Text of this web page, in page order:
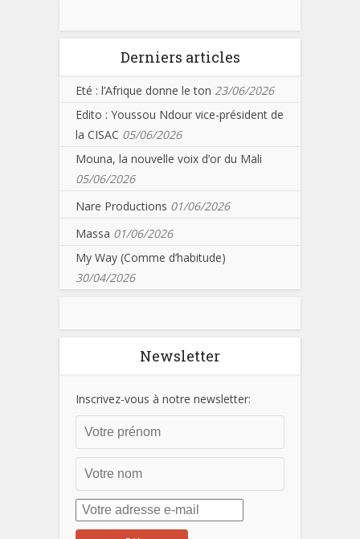
Derniers articles
Eté : l’Afrique donne le ton 23/06/2026
Edito : Youssou Ndour vice-président de
la CISAC 05/06/2026
Mouna, la nouvelle voix d’or du Mali
05/06/2026
Nare Productions 01/06/2026
Massa 01/06/2026
My Way (Comme d’habitude)
30/04/2026
Newsletter
Inscrivez-vous à notre newsletter: